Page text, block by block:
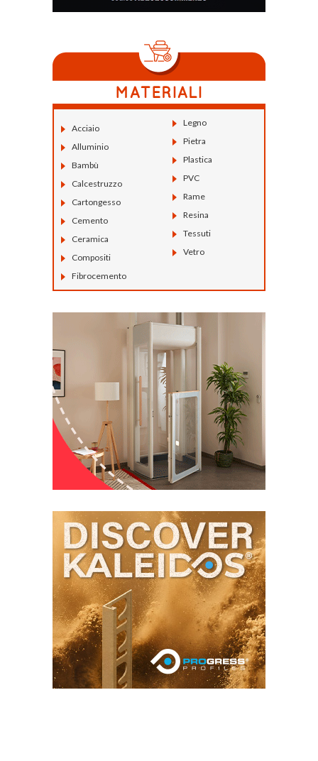
Acciaio
Alluminio
Bambù
Calcestruzzo
Cartongesso
Cemento
Ceramica
Compositi
Fibrocemento
Legno
Pietra
Plastica
PVC
Rame
Resina
Tessuti
Vetro